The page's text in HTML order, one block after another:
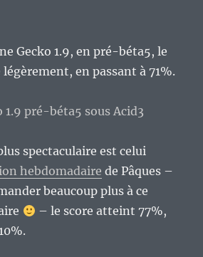
Gecko 1.9, en pré-béta5, le
légèrement, en passant à 71%.
spectaculaire est celui
hebdomadaire de Pâques –
beaucoup plus à ce
– le score atteint 77%,